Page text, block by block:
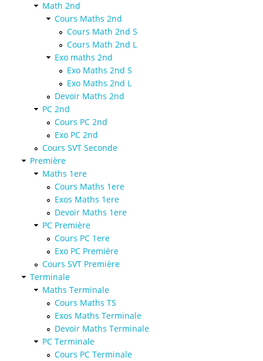
Math 2nd
Cours Maths 2nd
Cours Math 2nd S
Cours Math 2nd L
Exo maths 2nd
Exo Maths 2nd S
Exo Maths 2nd L
Devoir Maths 2nd
PC 2nd
Cours PC 2nd
Exo PC 2nd
Cours SVT Seconde
Première
Maths 1ere
Cours Maths 1ere
Exos Maths 1ere
Devoir Maths 1ere
PC Première
Cours PC 1ere
Exo PC Première
Cours SVT Première
Terminale
Maths Terminale
Cours Maths TS
Exos Maths Terminale
Devoir Maths Terminale
PC Terminale
Cours PC Terminale